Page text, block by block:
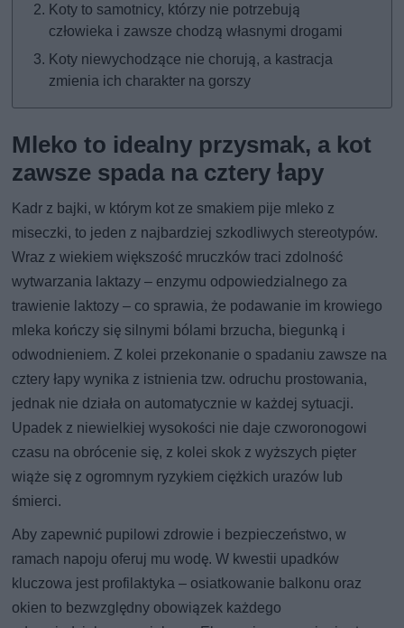
Koty to samotnicy, którzy nie potrzebują
człowieka i zawsze chodzą własnymi drogami
Koty niewychodzące nie chorują, a kastracja
zmienia ich charakter na gorszy
Mleko to idealny przysmak, a kot
zawsze spada na cztery łapy
Kadr z bajki, w którym kot ze smakiem pije mleko z
miseczki, to jeden z najbardziej szkodliwych stereotypów.
Wraz z wiekiem większość mruczków traci zdolność
wytwarzania laktazy – enzymu odpowiedzialnego za
trawienie laktozy – co sprawia, że podawanie im krowiego
mleka kończy się silnymi bólami brzucha, biegunką i
odwodnieniem. Z kolei przekonanie o spadaniu zawsze na
cztery łapy wynika z istnienia tzw. odruchu prostowania,
jednak nie działa on automatycznie w każdej sytuacji.
Upadek z niewielkiej wysokości nie daje czworonogowi
czasu na obrócenie się, z kolei skok z wyższych pięter
wiąże się z ogromnym ryzykiem ciężkich urazów lub
śmierci.
Aby zapewnić pupilowi zdrowie i bezpieczeństwo, w
ramach napoju oferuj mu wodę. W kwestii upadków
kluczowa jest profilaktyka – osiatkowanie balkonu oraz
okien to bezwzględny obowiązek każdego